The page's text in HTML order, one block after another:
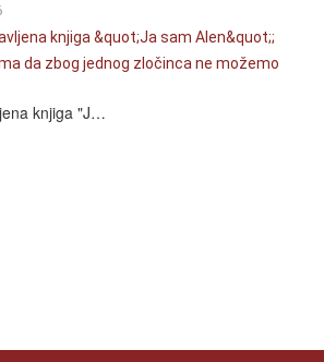
knjiga "J…